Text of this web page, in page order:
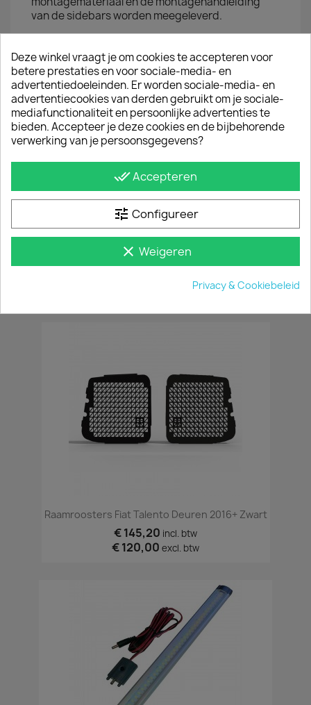
van de sidebars worden meegeleverd.
JE BENT MISSCHIEN OOK GEÏNTERESSEERD IN
Sidebars Fiat Talento Gepolijst
excl. btw
Raamroosters Fiat Talento Deuren 2016+ Zwart
€ 145,20 incl. btw
€ 120,00 excl. btw
Deze winkel vraagt je om cookies te accepteren voor
betere prestaties en voor sociale-media- en
advertentiedoeleinden. Er worden sociale-media- en
advertentiecookies van derden gebruikt om je sociale-
mediafunctionaliteit en persoonlijke advertenties te
bieden. Accepteer je deze cookies en de bijbehorende
verwerking van je persoonsgegevens?
done_allAccepteren
tune Configureer
clear Weigeren
Privacy & Cookiebeleid